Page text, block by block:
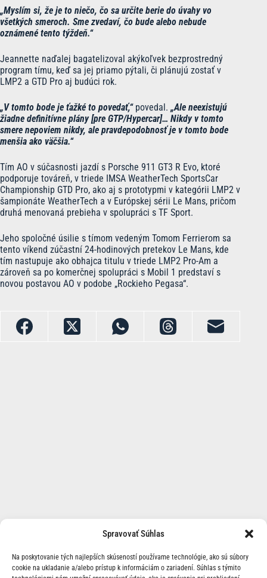
Spravovať Súhlas
Na poskytovanie tých najlepších skúseností používame technológie, ako sú súbory
cookie na ukladanie a/alebo prístup k informáciám o zariadení. Súhlas s týmito
„Myslím si, že je to niečo, čo sa určite berie do úvahy vo
všetkých smeroch. Sme zvedaví, čo bude alebo nebude
oznámené tento týždeň.“
Jeannette naďalej bagatelizoval akýkoľvek bezprostredný
program tímu, keď sa jej priamo pýtali, či plánujú zostať v
LMP2 a GTD Pro aj budúci rok.
„V tomto bode je ťažké to povedať,“povedal. „Ale neexistujú
žiadne definitívne plány [pre GTP/Hypercar]… Nikdy v tomto
smere nepoviem nikdy, ale pravdepodobnosť je v tomto bode
menšia ako väčšia.“
Tím AO v súčasnosti jazdí s Porsche 911 GT3 R Evo, ktoré
podporuje továreň, v triede IMSA WeatherTech SportsCar
Championship GTD Pro, ako aj s prototypmi v kategórii LMP2 v
šampionáte WeatherTech a v Európskej sérii Le Mans, pričom
druhá menovaná prebieha v spolupráci s TF Sport.
Jeho spoločné úsilie s tímom vedeným Tomom Ferrierom sa
tento víkend zúčastní 24-hodinových pretekov Le Mans, kde
tím nastupuje ako obhajca titulu v triede LMP2 Pro-Am a
zároveň sa po komerčnej spolupráci s Mobil 1 predstaví s
novou postavou AO v podobe „Rockieho Pegasa“.